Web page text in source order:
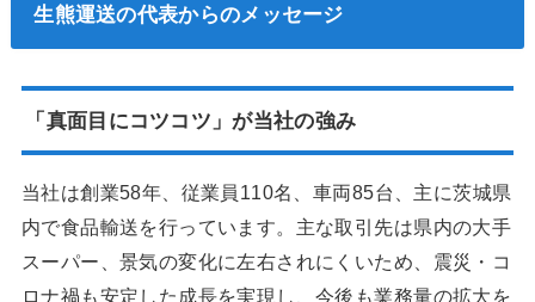
生熊運送の代表からのメッセージ
「真面目にコツコツ」が当社の強み
当社は創業58年、従業員110名、車両85台、主に茨城県
内で食品輸送を行っています。主な取引先は県内の大手
スーパー、景気の変化に左右されにくいため、震災・コ
ロナ禍も安定した成長を実現し、今後も業務量の拡大を